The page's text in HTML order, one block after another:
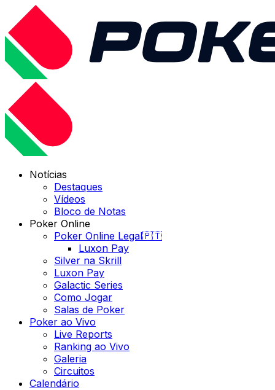
Notícias
Destaques
Vídeos
Bloco de Notas
Poker Online
Poker Online Legal🇵🇹
Luxon Pay
Silver na Skrill
Luxon Pay
Galactic Series
Como Jogar
Salas de Poker
Poker ao Vivo
Live Reports
Ranking ao Vivo
Galeria
Circuitos
Calendário